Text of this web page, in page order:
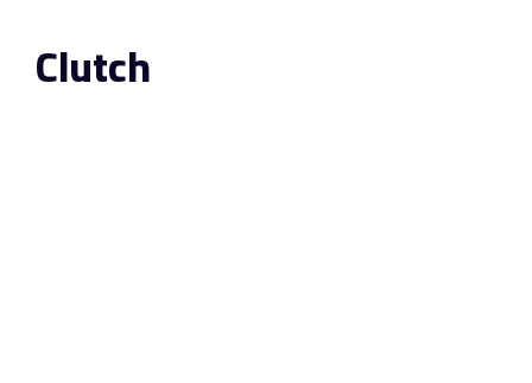
Clutch